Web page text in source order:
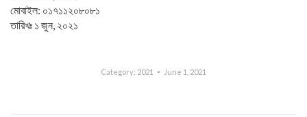
মোবাইল: ০১৭১১২০৮০৮১
তারিখঃ ১ জুন, ২০২১
Category: 2021 June 1, 2021